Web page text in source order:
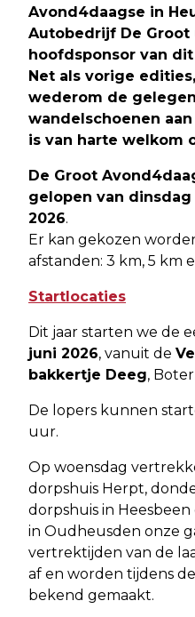
Avond4daagse in
Autobedrijf De Groot
hoofdsponsor van
Net als vorige
wederom de
wandelschoenen
is van harte welkom
De Groot
gelopen van
2026.
Er kan gekozen
afstanden: 3 km, 5 km
Startlocaties
Dit jaar starten we de
juni 2026, vanuit de
bakkertje Deeg,
De lopers kunnen
uur.
Op woensdag
dorpshuis Herpt,
dorpshuis in Heesbeen
in Oudheusden onze
vertrektijden van de
af en worden tijdens
bekend gemaakt.